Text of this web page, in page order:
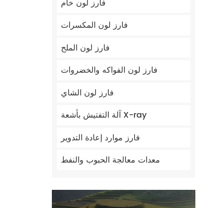
فارز لون خام
فارز لون المكسرات
فارز لون الملح
فارز لون الفواكه والخضروات
فارز لون الشاي
آلة التفتيش بأشعة X-ray
فارز موارد إعادة التدوير
معدات معالجة الحبوب والنفط